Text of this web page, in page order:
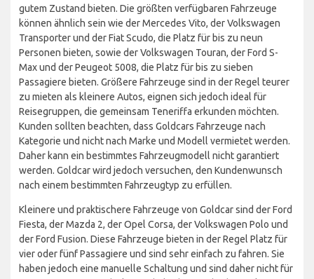
gutem Zustand bieten. Die größten verfügbaren Fahrzeuge
können ähnlich sein wie der Mercedes Vito, der Volkswagen
Transporter und der Fiat Scudo, die Platz für bis zu neun
Personen bieten, sowie der Volkswagen Touran, der Ford S-
Max und der Peugeot 5008, die Platz für bis zu sieben
Passagiere bieten. Größere Fahrzeuge sind in der Regel teurer
zu mieten als kleinere Autos, eignen sich jedoch ideal für
Reisegruppen, die gemeinsam Teneriffa erkunden möchten.
Kunden sollten beachten, dass Goldcars Fahrzeuge nach
Kategorie und nicht nach Marke und Modell vermietet werden.
Daher kann ein bestimmtes Fahrzeugmodell nicht garantiert
werden. Goldcar wird jedoch versuchen, den Kundenwunsch
nach einem bestimmten Fahrzeugtyp zu erfüllen.
Kleinere und praktischere Fahrzeuge von Goldcar sind der Ford
Fiesta, der Mazda 2, der Opel Corsa, der Volkswagen Polo und
der Ford Fusion. Diese Fahrzeuge bieten in der Regel Platz für
vier oder fünf Passagiere und sind sehr einfach zu fahren. Sie
haben jedoch eine manuelle Schaltung und sind daher nicht für